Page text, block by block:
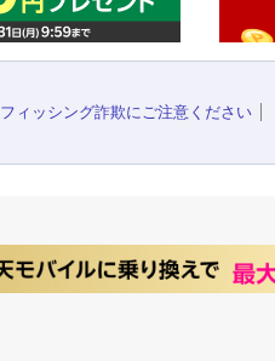
フィッシング詐欺にご注意ください